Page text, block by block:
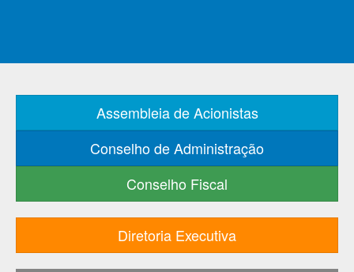
Assembleia de Acionistas
Conselho de Administração
Conselho Fiscal
Diretoria Executiva